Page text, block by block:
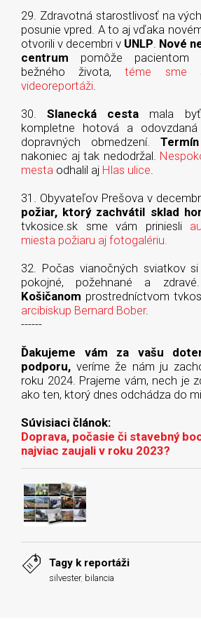
29. Zdravotná starostlivosť na
posunie vpred. A to aj vďaka
otvorili v decembri v UNLP Nové
centrum pomôže
bežného života,téme sme
videoreportáži
30.Slanecká cesta mala
kompletne hotová a
dopravných obmedzení.
nakoniec aj tak nedodržal.
mesta odhalil aj Hlas ulice
31. Obyvateľov Prešova v
požiar, ktorý zachvátil sklad
tvkosice.sk sme vám priniesli
miesta požiaru aj fotogalériu.
32. Počas vianočných sviatkov
pokojné, požehnané a
Košičanom prostredníctvom
arcibiskup Bernard Bober.
------
Ďakujeme vám za vašu
podporu, veríme že nám ju
roku 2024. Prajeme vám, nech je
ako ten, ktorý dnes odchádza do
Súvisiaci článok:
Doprava, počasie či stavebný
najviac zaujali v roku 2023?
Tagy k reportáži
silvester, bilancia